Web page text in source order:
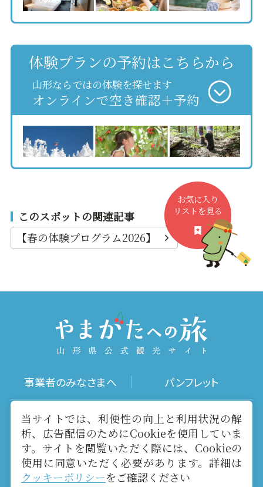
体験プランの予約はこちらから
山形ならではの体験を探せます
オンラインで空き確認＋予約
このスポットの関連記事
【春の体験プログラム2026】
お気に入り
リストを見る
事業者のみなさまへ パンフレット
写真ダウンロード 動画ギャラリー
お役立ちリンク 当サイトについて
メールマガジン お問い合わせ
当サイトでは、利便性の向上と利用状況の解
析、広告配信のためにCookieを使用していま
す。サイトを閲覧いただく際には、Cookieの
使用に同意いただく必要があります。詳細は
クッキーポリシーをご確認ください